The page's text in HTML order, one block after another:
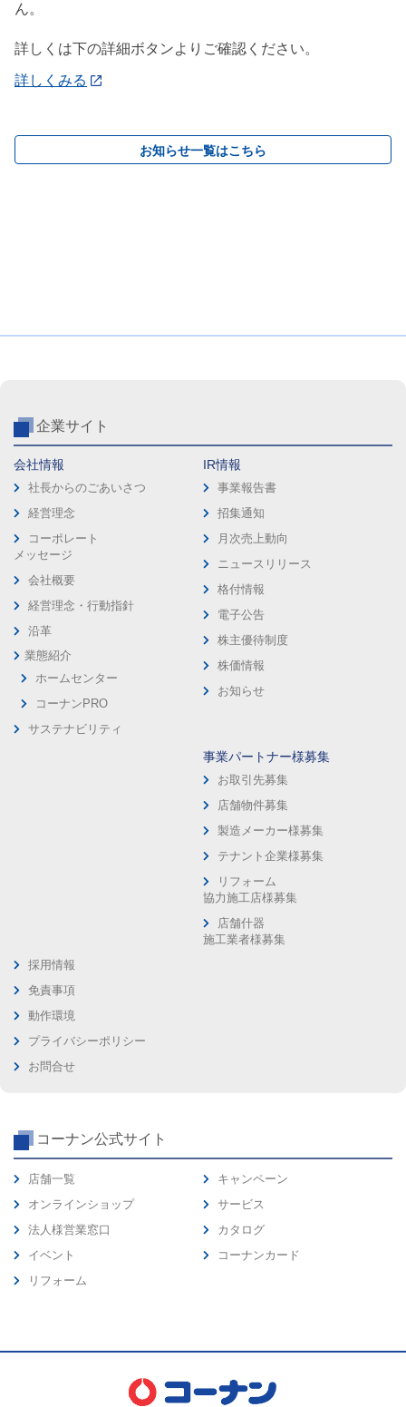
ん。
詳しくは下の詳細ボタンよりご確認ください。
詳しくみる
お知らせ一覧はこちら
企業サイト
会社情報
社長からのごあいさつ
経営理念
コーポレート
メッセージ
会社概要
経営理念・行動指針
沿革
業態紹介
ホームセンター
コーナンPRO
サステナビリティ
IR情報
事業報告書
招集通知
月次売上動向
ニュースリリース
格付情報
電子公告
株主優待制度
株価情報
お知らせ
事業パートナー様募集
お取引先募集
店舗物件募集
製造メーカー様募集
テナント企業様募集
リフォーム
協力施工店様募集
店舗什器
施工業者様募集
採用情報
免責事項
動作環境
プライバシーポリシー
お問合せ
コーナン公式サイト
店舗一覧
オンラインショップ
法人様営業窓口
イベント
リフォーム
キャンペーン
サービス
カタログ
コーナンカード